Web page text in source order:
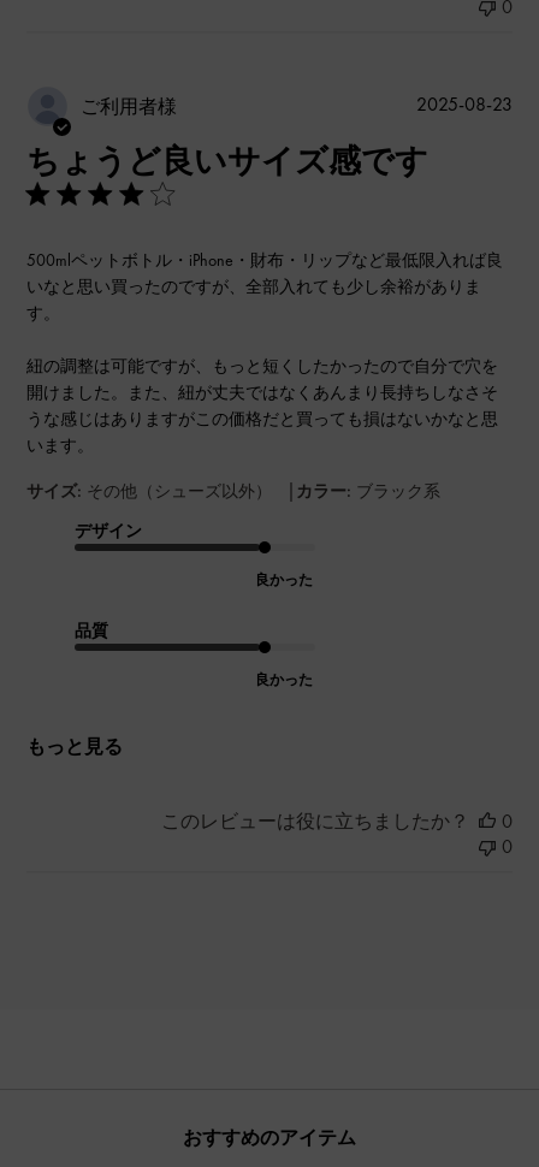
0
ご利用者様
ちょうど良いサイズ感です
500mlペットボトル・iPhone・財布・リップなど最低限入れば良
いなと思い買ったのですが、全部入れても少し余裕がありま
す。
紐の調整は可能ですが、もっと短くしたかったので自分で穴を
開けました。また、紐が丈夫ではなくあんまり長持ちしなさそ
うな感じはありますがこの価格だと買っても損はないかなと思
います。
サイズ: その他（シューズ以外） | カラー: ブラック系
デザイン
良かった
品質
良かった
もっと見る
公
2025-08-23
このレビューは役に立ちましたか？
0
0
おすすめのアイテム